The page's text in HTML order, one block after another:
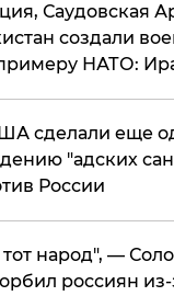
Саудовская
создали
НАТО:
сделали еще
"адских
России
народ", —
россиян из-